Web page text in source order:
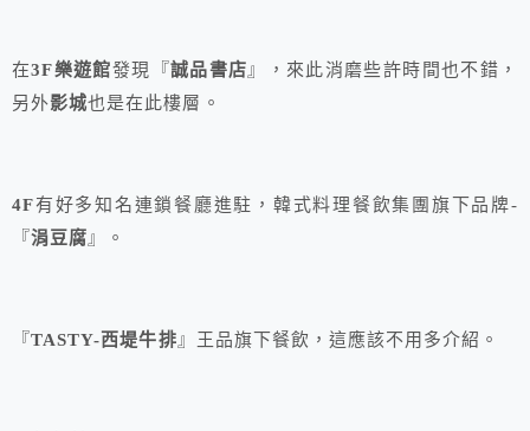
在3F樂遊館發現『誠品書店』，來此消磨些許時間也不錯，
另外影城也是在此樓層。
4F有好多知名連鎖餐廳進駐，韓式料理餐飲集團旗下品牌-
『涓豆腐』。
『TASTY-西堤牛排』王品旗下餐飲，這應該不用多介紹。